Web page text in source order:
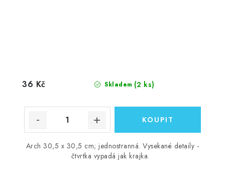
Skladem (2 ks)
36 Kč
Arch 30,5 x 30,5 cm; jednostranná. Vysekané detaily -
čtvrtka vypadá jak krajka.